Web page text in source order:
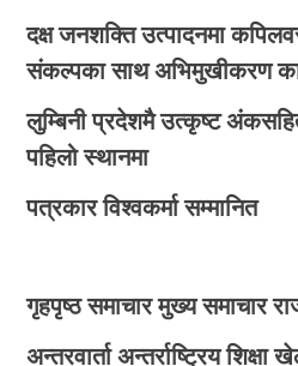
दक्ष जनशक्ति उत्पादनमा
संकल्पका साथ अभिमुखीकरण
लुम्बिनी प्रदेशमै उत्कृष्ट
पहिलो स्थानमा
पत्रकार विश्वकर्मा सम्मानित
गृहपृष्ठ समाचार मुख्य समाचार
अन्तरवार्ता अन्तर्राष्ट्रिय शिक्षा